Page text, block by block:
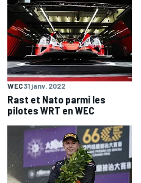
WEC31 janv. 2022
Rast et Nato parmi les
pilotes WRT en WEC